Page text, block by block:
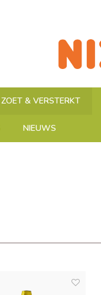
ZOET & VERSTERKT
NIEUWS